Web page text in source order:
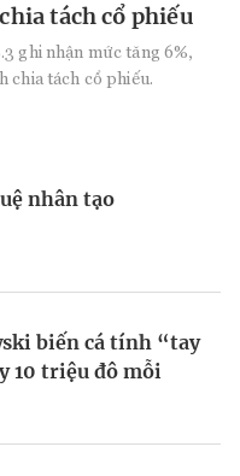
tách cổ phiếu
ghi nhận mức tăng 6%,
chia tách cổ phiếu.
nhân tạo
biến cá tính “tay
10 triệu đô mỗi
và tham vọng lật
vệ sức khỏe
cho chất riêng